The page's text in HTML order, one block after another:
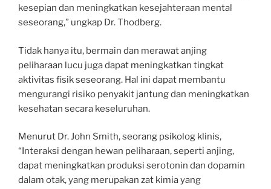
kesepian dan meningkatkan kesejahteraan mental
seseorang,” ungkap Dr. Thodberg.
Tidak hanya itu, bermain dan merawat anjing
peliharaan lucu juga dapat meningkatkan tingkat
aktivitas fisik seseorang. Hal ini dapat membantu
mengurangi risiko penyakit jantung dan meningkatkan
kesehatan secara keseluruhan.
Menurut Dr. John Smith, seorang psikolog klinis,
“Interaksi dengan hewan peliharaan, seperti anjing,
dapat meningkatkan produksi serotonin dan dopamin
dalam otak, yang merupakan zat kimia yang